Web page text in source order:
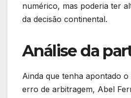
numérico, mas poderia ter
da decisão continental.
Análise da
Ainda que tenha apontado
erro de arbitragem, Abel